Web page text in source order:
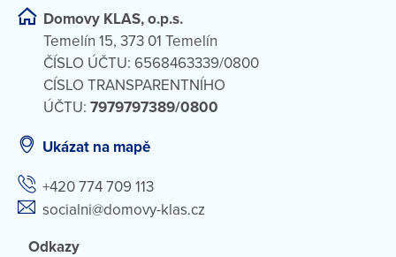
Domovy KLAS, o.p.s.
Temelín 15, 373 01 Temelín
ČÍSLO ÚČTU: 6568463339/0800
CÍSLO TRANSPARENTNÍHO
ÚČTU: 7979797389/0800
Ukázat na mapě
+420 774 709 113
socialni@domovy-klas.cz
Odkazy